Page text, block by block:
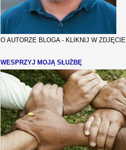
O AUTORZE BLOGA - KLIKNIJ W ZDJĘCIE
WESPRZYJ MOJĄ SŁUŻBĘ